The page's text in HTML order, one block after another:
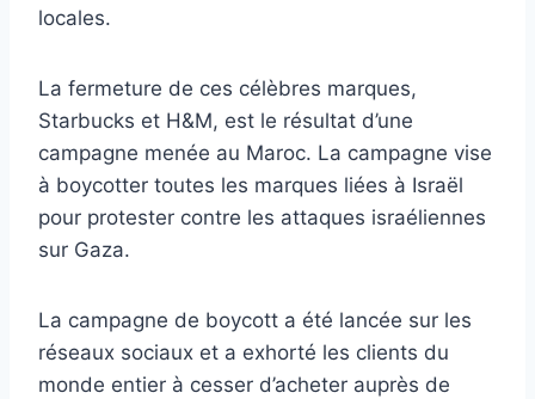
locales.
La fermeture de ces célèbres marques,
Starbucks et H&M, est le résultat d’une
campagne menée au Maroc. La campagne vise
à boycotter toutes les marques liées à Israël
pour protester contre les attaques israéliennes
sur Gaza.
La campagne de boycott a été lancée sur les
réseaux sociaux et a exhorté les clients du
monde entier à cesser d’acheter auprès de